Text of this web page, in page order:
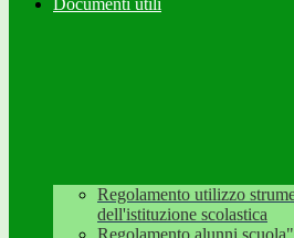
Documenti utili
Regolamento utilizzo
dell'istituzione scolastica